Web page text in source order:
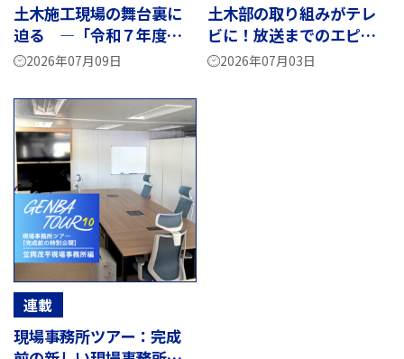
土木施工現場の舞台裏に
迫る ―「令和７年度笠
岡バイパス新笠岡港西IC
2026年07月09日
土木部の取り組みがテレ
ビに！放送までのエピソ
ードを紹介
2026年07月03日
連載
現場事務所ツアー：完成